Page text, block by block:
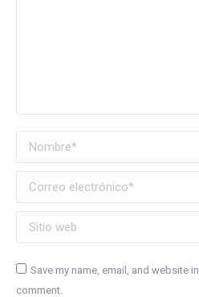
Nombre *
Correo electrónico *
Sitio web
Save my name, email, and website
comment.